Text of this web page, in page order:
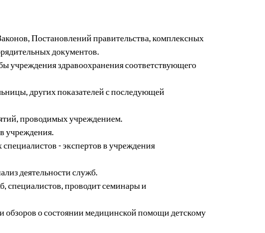
Постановлений правительства, комплексных
документов.
учреждения здравоохранения соответствующего
других показателей с последующей
проводимых учреждением.
учреждения.
- экспертов в учреждения
деятельности служб.
специалистов, проводит семинары и
обзоров о состоянии медицинской помощи детскому